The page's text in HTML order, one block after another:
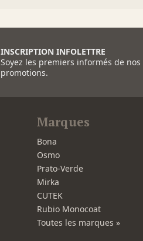
INSCRIPTION INFOLETTRE
Soyez les premiers informés de
promotions.
Marques
Bona
Osmo
Prato-Verde
Mirka
CUTEK
Rubio Monocoat
Toutes les marques »